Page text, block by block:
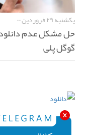
یکشنبه ۲۹ فروردین ۰۰
حل مشکل عدم
گوگل پلی